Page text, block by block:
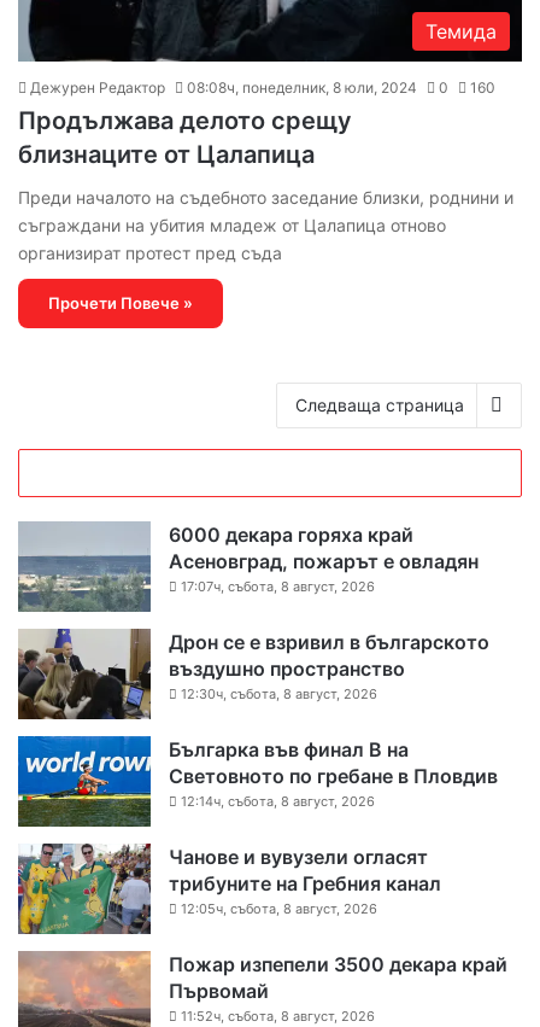
Темида
Дежурен Редактор 08:08ч, понеделник, 8 юли, 2024 0 160
Продължава делото срещу
близнаците от Цалапица
Преди началото на съдебното заседание близки, роднини и
съграждани на убития младеж от Цалапица отново
организират протест пред съда
Прочети Повече »
Следваща страница
6000 декара горяха край
Асеновград, пожарът е овладян
17:07ч, събота, 8 август, 2026
Дрон се е взривил в българското
въздушно пространство
12:30ч, събота, 8 август, 2026
Българка във финал B на
Световното по гребане в Пловдив
12:14ч, събота, 8 август, 2026
Чанове и вувузели огласят
трибуните на Гребния канал
12:05ч, събота, 8 август, 2026
Пожар изпепели 3500 декара край
Първомай
11:52ч, събота, 8 август, 2026